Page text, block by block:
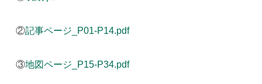
②記事ページ_P01-P14.pdf
③地図ページ_P15-P34.pdf